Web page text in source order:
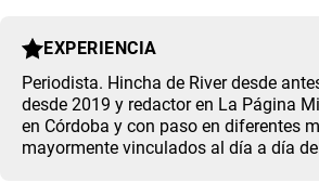
ANÁLISIS TÁCTICO
CHACHO COUDET
EXPERIENCIA
Periodista. Hincha de River desde
desde 2019 y redactor en La Página
en Córdoba y con paso en diferentes
mayormente vinculados al día a día